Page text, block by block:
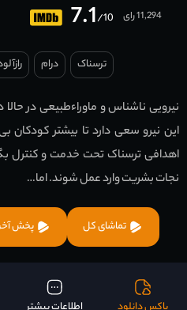
7.1/10 11,294 رای
ترسناک درام
نیرویی ناشناس و ماوراءطبیعی در
این نیرو سعی دارد تا بیشتر کودکان
اهدافی ترسناک تحت خدمت و کنترل
نجات بشریت وارد عمل شوند. اما…
تماشای کل پخش